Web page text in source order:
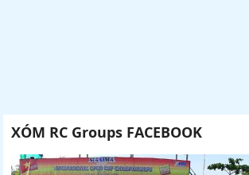
XÓM RC Groups FACEBOOK